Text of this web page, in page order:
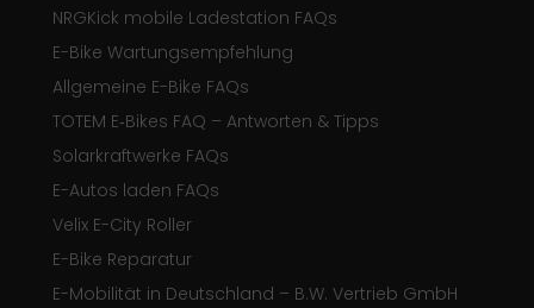
NRGKick mobile Ladestation FAQs
E-Bike Wartungsempfehlung
Allgemeine E-Bike FAQs
TOTEM E‑Bikes FAQ – Antworten & Tipps
Solarkraftwerke FAQs
E-Autos laden FAQs
Velix E-City Roller
E-Bike Reparatur
E-Mobilität in Deutschland – B.W. Vertrieb GmbH